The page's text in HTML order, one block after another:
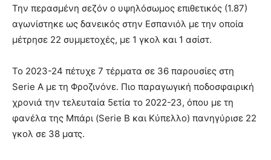
Την περασμένη σεζόν ο υψηλόσωμος επιθετικός (1.87)
αγωνίστηκε ως δανεικός στην Εσπανιόλ με την οποία
μέτρησε 22 συμμετοχές, με 1 γκολ και 1 ασίστ.
Το 2023-24 πέτυχε 7 τέρματα σε 36 παρουσίες στη
Serie A με τη Φροζινόνε. Πιο παραγωγική ποδοσφαιρική
χρονιά την τελευταία 5ετία το 2022-23, όπου με τη
φανέλα της Μπάρι (Serie B και Κύπελλο) πανηγύρισε 22
γκολ σε 38 ματς.